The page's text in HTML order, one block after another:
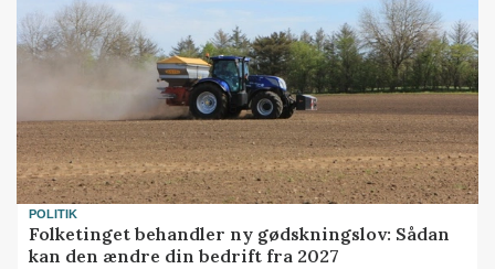
POLITIK
Folketinget behandler ny gødskningslov: Sådan
kan den ændre din bedrift fra 2027